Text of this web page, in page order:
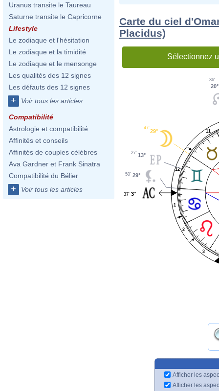
Uranus transite le Taureau
Saturne transite le Capricorne
Lifestyle
Le zodiaque et l'hésitation
Le zodiaque et la timidité
Le zodiaque et le mensonge
Les qualités des 12 signes
Les défauts des 12 signes
+ Voir tous les articles
Compatibilité
Astrologie et compatibilité
Affinités et conseils
Affinités de couples célèbres
Ava Gardner et Frank Sinatra
Compatibilité du Bélier
+ Voir tous les articles
Carte du ciel
Placidus)
Sélectionnez
1
2
3
11
12
20°
36'
29°
47'
13°
27'
29°
50'
3°
37'
Afficher les
Afficher les